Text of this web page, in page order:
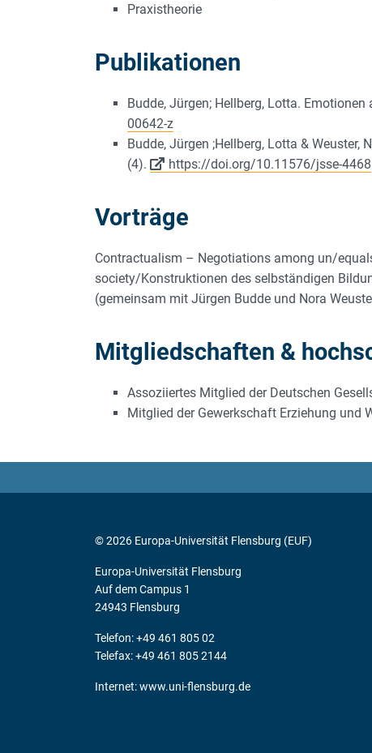
Praxistheorie
Publikationen
Budde, Jürgen; Hellberg, Lotta.
00642-z
Budde, Jürgen ;Hellberg, Lotta &
(4).
https://doi.org/10.11576/jsse-4468
Vorträge
Contractualism – Negotiations among un/
society/Konstruktionen des selbständigen
(gemeinsam mit Jürgen Budde und Nora
Mitgliedschaften &
Assoziiertes Mitglied der Deutschen
Mitglied der Gewerkschaft Erziehung und
© 2026 Europa-Universität Flensburg (EUF)
Europa-Universität Flensburg
Auf dem Campus 1
24943 Flensburg
Telefon: +49 461 805 02
Telefax: +49 461 805 2144
Internet:www.uni-flensburg.de